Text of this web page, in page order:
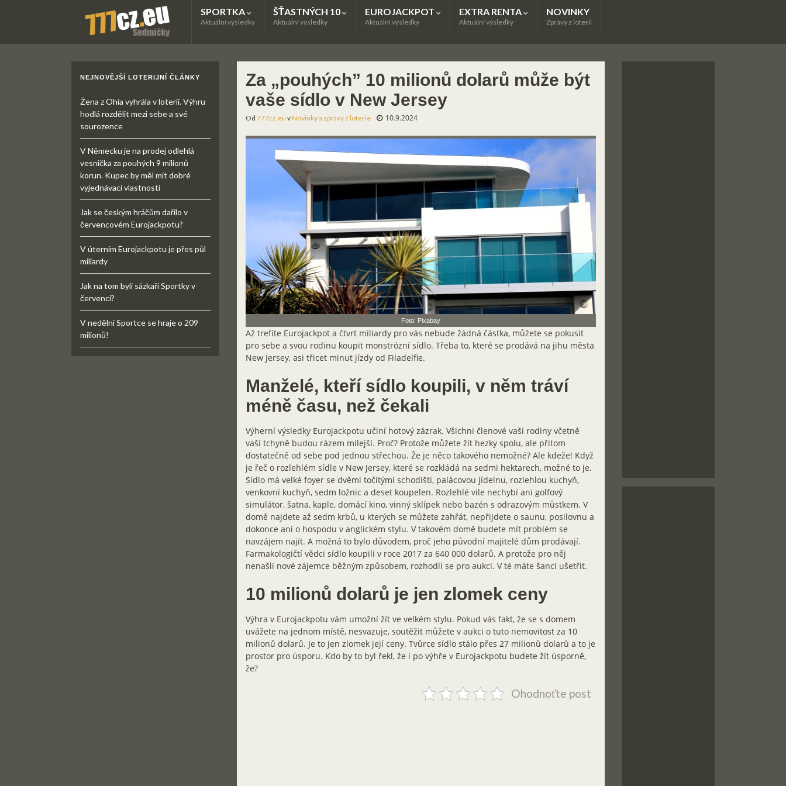
SPORTKA
Aktuální výsledky
ŠŤASTNÝCH 10
Aktuální výsledky
EUROJACKPOT
Aktuální výsledky
EXTRA RENTA
Aktuální výsledky
NOVINKY
Zprávy z loterií
Za „pouhých” 10 milionů dolarů může být
vaše sídlo v New Jersey
Od 777cz.eu vNovinky a zprávy z loterie 10.9.2024
Foto: Pixabay
Až trefíte Eurojackpot a čtvrt miliardy pro vás nebude žádná částka, můžete se pokusit
pro sebe a svou rodinu koupit monstrózní sídlo. Třeba to, které se prodává na jihu města
New Jersey, asi třicet minut jízdy od Filadelfie.
Manželé, kteří sídlo koupili, v něm tráví
méně času, než čekali
Výherní výsledky Eurojackpotu učiní hotový zázrak. Všichni členové vaší rodiny včetně
vaší tchyně budou rázem milejší. Proč? Protože můžete žít hezky spolu, ale přitom
dostatečně od sebe pod jednou střechou. Že je něco takového nemožné? Ale kdeže! Když
je řeč o rozlehlém sídle v New Jersey, které se rozkládá na sedmi hektarech, možné to je.
Sídlo má velké foyer se dvěmi točitými schodišti, palácovou jídelnu, rozlehlou kuchyň,
venkovní kuchyň, sedm ložnic a deset koupelen. Rozlehlé vile nechybí ani golfový
simulátor, šatna, kaple, domácí kino, vinný sklípek nebo bazén s odrazovým můstkem. V
domě najdete až sedm krbů, u kterých se můžete zahřát, nepřijdete o saunu, posilovnu a
dokonce ani o hospodu v anglickém stylu. V takovém domě budete mít problém se
navzájem najít. A možná to bylo důvodem, proč jeho původní majitelé dům prodávají.
Farmakologičtí vědci sídlo koupili v roce 2017 za 640 000 dolarů. A protože pro něj
nenašli nové zájemce běžným způsobem, rozhodli se pro aukci. V té máte šanci ušetřit.
10 milionů dolarů je jen zlomek ceny
Výhra v Eurojackpotu vám umožní žít ve velkém stylu. Pokud vás fakt, že se s domem
uvážete na jednom místě, nesvazuje, soutěžit můžete v aukci o tuto nemovitost za 10
milionů dolarů. Je to jen zlomek její ceny. Tvůrce sídlo stálo přes 27 milionů dolarů a to je
prostor pro úsporu. Kdo by to byl řekl, že i po výhře v Eurojackpotu budete žít úsporně,
že?
Ohodnoťte post
NEJNOVĚJŠÍ LOTERIJNÍ ČLÁNKY
Žena z Ohia vyhrála v loterii. Výhru
hodlá rozdělit mezi sebe a své
sourozence
V Německu je na prodej odlehlá
vesnička za pouhých 9 milionů
korun. Kupec by měl mít dobré
vyjednávací vlastnosti
Jak se českým hráčům dařilo v
červencovém Eurojackpotu?
V úterním Eurojackpotu je přes půl
miliardy
Jak na tom byli sázkaři Sportky v
červenci?
V nedělní Sportce se hraje o 209
milionů!